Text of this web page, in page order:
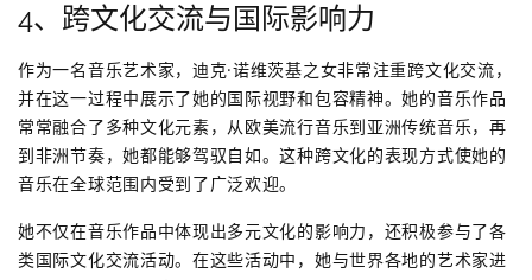
4、跨文化交流与国际影响力
作为一名音乐艺术家，迪克·诺维茨基之女非常注重跨文化交流，
并在这一过程中展示了她的国际视野和包容精神。她的音乐作品
常常融合了多种文化元素，从欧美流行音乐到亚洲传统音乐，再
到非洲节奏，她都能够驾驭自如。这种跨文化的表现方式使她的
音乐在全球范围内受到了广泛欢迎。
她不仅在音乐作品中体现出多元文化的影响力，还积极参与了各
类国际文化交流活动。在这些活动中，她与世界各地的艺术家进